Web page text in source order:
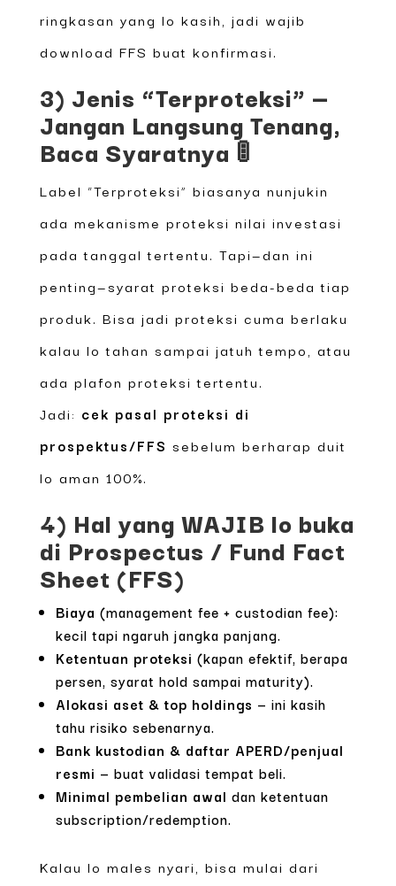
ringkasan yang lo kasih, jadi wajib
download FFS buat konfirmasi.
3) Jenis “Terproteksi” —
Jangan Langsung Tenang,
Baca Syaratnya 🚦
Label “Terproteksi” biasanya nunjukin
ada mekanisme proteksi nilai investasi
pada tanggal tertentu. Tapi—dan ini
penting—syarat proteksi beda-beda tiap
produk. Bisa jadi proteksi cuma berlaku
kalau lo tahan sampai jatuh tempo, atau
ada plafon proteksi tertentu.
Jadi: cek pasal proteksi di
prospektus/FFS sebelum berharap duit
lo aman 100%.
4) Hal yang WAJIB lo buka
di Prospectus / Fund Fact
Sheet (FFS)
Biaya (management fee + custodian fee):
kecil tapi ngaruh jangka panjang.
Ketentuan proteksi (kapan efektif, berapa
persen, syarat hold sampai maturity).
Alokasi aset & top holdings — ini kasih
tahu risiko sebenarnya.
Bank kustodian & daftar APERD/penjual
resmi — buat validasi tempat beli.
Minimal pembelian awal dan ketentuan
subscription/redemption.
Kalau lo males nyari, bisa mulai dari